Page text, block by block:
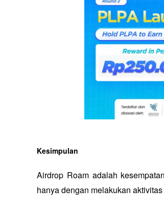
Kesimpulan
Airdrop Roam adalah
hanya dengan melakukan